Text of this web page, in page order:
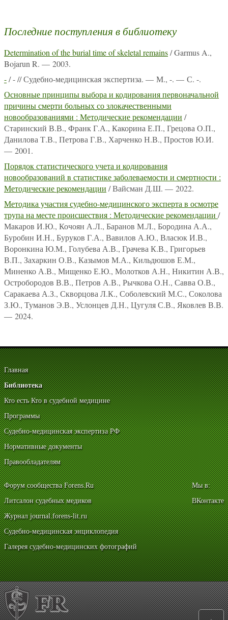
Последние поступления в библиотеку
Determination of the burial time of skeletal remains/ Garmus A.,
Bojarun R. — 2003.
-/ - // Судебно-медицинская экспертиза. — М., -. — С. -.
Основные принципы выбора и кодирования первоначальной
причины смерти больных со злокачественными
новообразованиями : Методические рекомендации /
Старинский В.В., Франк Г.А., Какорина Е.П., Грецова О.П.,
Данилова Т.В., Петрова Г.В., Харченко Н.В., Простов Ю.И.
— 2001.
Порядок статистического учета и кодирования
новообразований в статистике заболеваемости и смертности :
Методические рекомендации / Вайсман Д.Ш. — 2022.
Методика участия судебно-медицинского эксперта в осмотре
трупа на месте происшествия : Методические рекомендации /
Макаров И.Ю., Кочоян А.Л., Баранов М.Л., Бородина А.А.,
Буробин И.Н., Буруков Г.А., Вавилов А.Ю., Власюк И.В.,
Воронкина Ю.М., Голубева А.В., Грачева К.В., Григорьев
В.П., Захаркин О.В., Казымов М.А., Кильдюшов Е.М.,
Миненко А.В., Мищенко Е.Ю., Молотков А.Н., Никитин А.В.,
Остробородов В.В., Петров А.В., Рычкова О.Н., Савва О.В.,
Саракаева А.З., Скворцова Л.К., Соболевский М.С., Соколова
З.Ю., Туманов Э.В., Услонцев Д.Н., Цугуля С.В., Яковлев В.В.
— 2024.
Главная
Библиотека
Кто есть Кто в судебной медицине
Программы
Судебно-медицинская экспертиза РФ
Нормативные документы
Правообладателям
Форум сообщества Forens.Ru
Литсалон судебных медиков
Журнал journal.forens-lit.ru
Судебно-медицинская энциклопедия
Галерея судебно-медицинских фотографий
Мы в:
ВКонтакте